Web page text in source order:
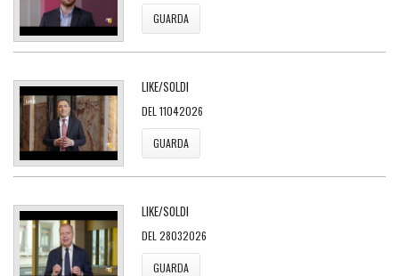
GUARDA
LIKE/SOLDI
DEL 11042026
GUARDA
LIKE/SOLDI
DEL 28032026
GUARDA